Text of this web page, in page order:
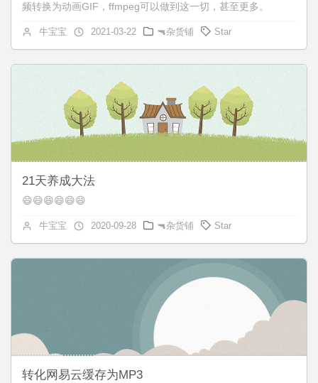
频转换为动画GIF，ffmpeg可以做到这一切，甚至更多。
牛宝宝 2021-03-22 🔫杂货铺 Star
21天养成大法
😄😄😄😄😄😄
牛宝宝 2020-09-28 🔫杂货铺 Star
转化网易云缓存为MP3